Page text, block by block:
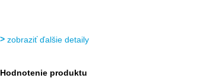
zobraziť ďalšie detaily
Hodnotenie produktu